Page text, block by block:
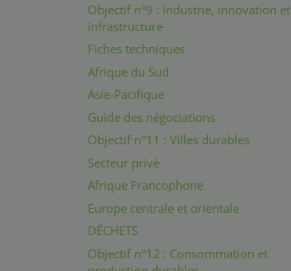
Objectif n°9 : Industrie, innovation et
infrastructure
Fiches techniques
Afrique du Sud
Asie-Pacifique
Guide des négociations
Objectif n°11 : Villes durables
Secteur privé
Afrique Francophone
Europe centrale et orientale
DÉCHETS
Objectif n°12 : Consommation et